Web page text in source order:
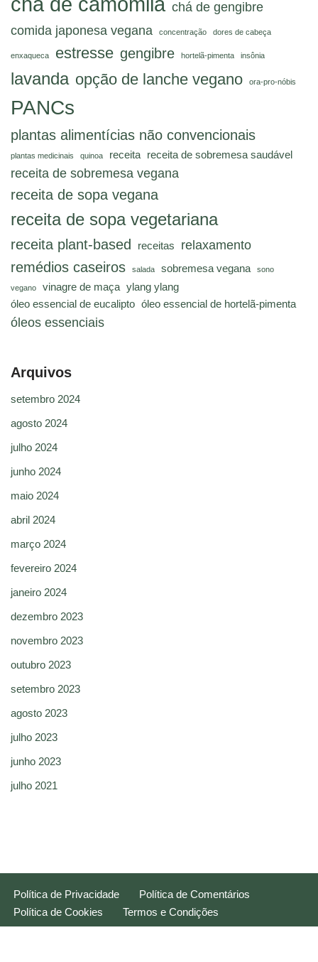
chá de gengibre
comida japonesa vegana
concentração dores de cabeça
enxaqueca estresse gengibre hortelã-pimenta insônia
lavanda opção de lanche vegano ora-pro-nóbis
PANCs
plantas alimentícias não convencionais
plantas medicinais quinoa receita receita de sobremesa saudável
receita de sobremesa vegana
receita de sopa vegana
receita de sopa vegetariana
receita plant-based receitas relaxamento
remédios caseiros salada sobremesa vegana sono
vegano vinagre de maça ylang ylang
óleo essencial de eucalipto óleo essencial de hortelã-pimenta
óleos essenciais
Arquivos
setembro 2024
agosto 2024
julho 2024
junho 2024
maio 2024
abril 2024
março 2024
fevereiro 2024
janeiro 2024
dezembro 2023
novembro 2023
outubro 2023
setembro 2023
agosto 2023
julho 2023
junho 2023
julho 2021
Política de Privacidade
Política de Comentários
Política de Cookies
Termos e Condições